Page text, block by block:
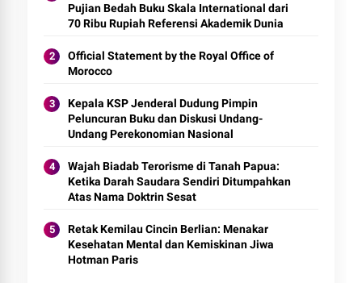
Pujian Bedah Buku Skala International dari
70 Ribu Rupiah Referensi Akademik Dunia
Official Statement by the Royal Office of
Morocco
Kepala KSP Jenderal Dudung Pimpin
Peluncuran Buku dan Diskusi Undang-
Undang Perekonomian Nasional
Wajah Biadab Terorisme di Tanah Papua:
Ketika Darah Saudara Sendiri Ditumpahkan
Atas Nama Doktrin Sesat
Retak Kemilau Cincin Berlian: Menakar
Kesehatan Mental dan Kemiskinan Jiwa
Hotman Paris